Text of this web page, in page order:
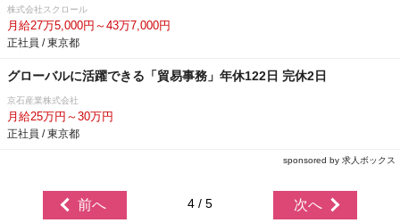
株式会社スクロール
月給27万5,000円～43万7,000円
正社員 / 東京都
グローバルに活躍できる「貿易事務」年休122日 完休2日
京石産業株式会社
月給25万円～30万円
正社員 / 東京都
sponsored by 求人ボックス
前へ 4 / 5 次へ